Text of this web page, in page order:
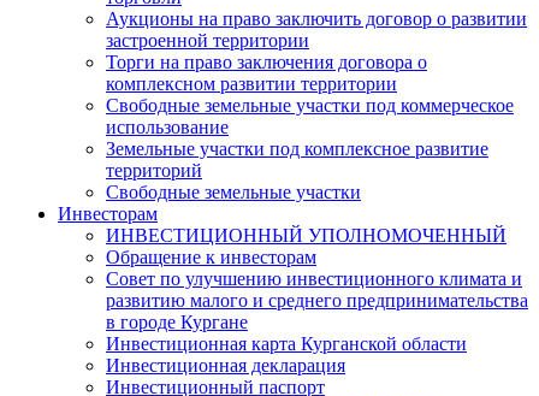
Аукционы на право заключить договор о развитии
застроенной территории
Торги на право заключения договора о
комплексном развитии территории
Свободные земельные участки под коммерческое
использование
Земельные участки под комплексное развитие
территорий
Свободные земельные участки
Инвесторам
ИНВЕСТИЦИОННЫЙ УПОЛНОМОЧЕННЫЙ
Обращение к инвесторам
Совет по улучшению инвестиционного климата и
развитию малого и среднего предпринимательства
в городе Кургане
Инвестиционная карта Курганской области
Инвестиционная декларация
Инвестиционный паспорт